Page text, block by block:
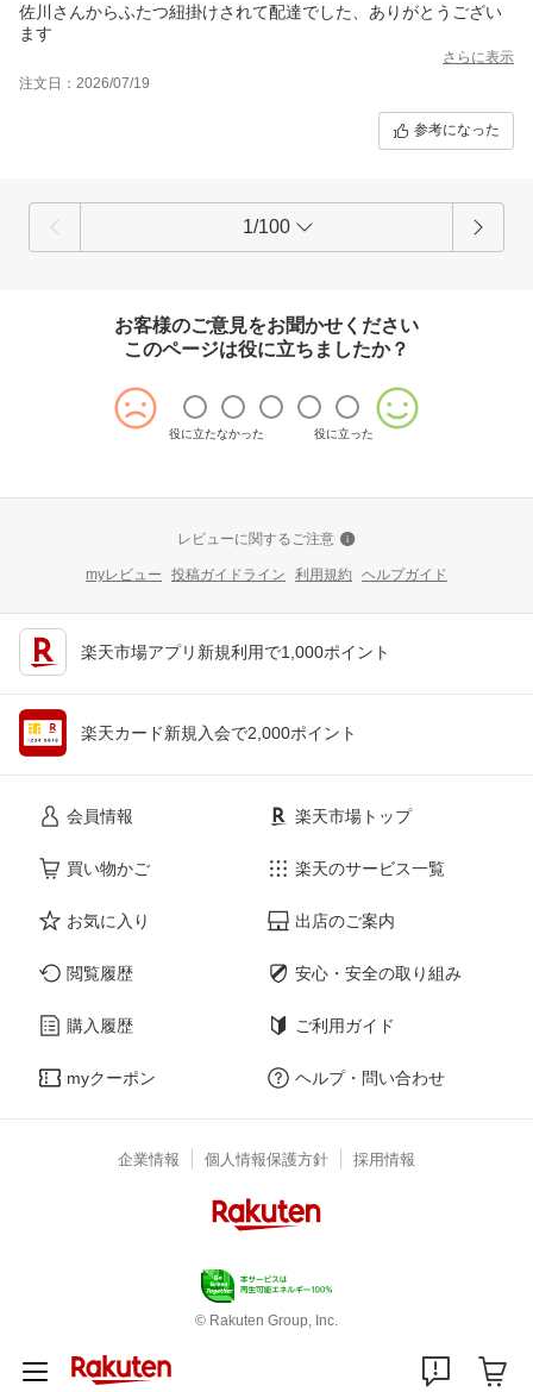
佐川さんからふたつ紐掛けされて配達でした、ありがとうござい
ます
さらに表示
注文日：2026/07/19
参考になった
1/100
お客様のご意見をお聞かせください
このページは役に立ちましたか？
役に立たなかった 役に立った
レビューに関するご注意
myレビュー 投稿ガイドライン 利用規約 ヘルプガイド
楽天市場アプリ新規利用で1,000ポイント
楽天カード新規入会で2,000ポイント
会員情報
買い物かご
お気に入り
閲覧履歴
購入履歴
myクーポン
楽天市場トップ
楽天のサービス一覧
出店のご案内
安心・安全の取り組み
ご利用ガイド
ヘルプ・問い合わせ
企業情報 個人情報保護方針 採用情報
© Rakuten Group, Inc.